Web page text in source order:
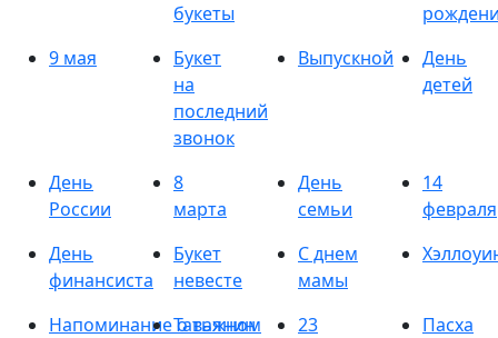
букеты
9 мая
Букет
на
последний
звонок
Выпускной
День
детей
День
России
8
марта
День
семьи
14
февраля
День
финансиста
Букет
невесте
С днем
мамы
Напоминание о важном
Татьянин
23
Пасха